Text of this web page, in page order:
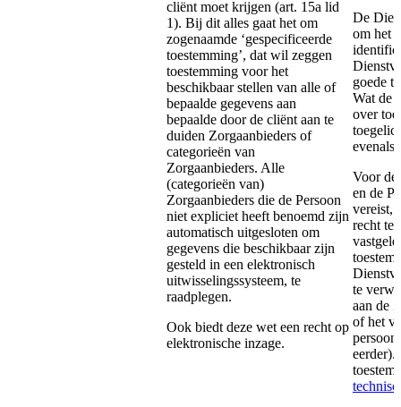
cliënt moet krijgen (art. 15a lid
1). Bij dit alles gaat het om
zogenaamde ‘gespecificeerde
toestemming’, dat wil zeggen
toestemming voor het
beschikbaar stellen van alle of
bepaalde gegevens aan
bepaalde door de cliënt aan te
duiden Zorgaanbieders of
categorieën van
Zorgaanbieders. Alle
(categorieën van)
Zorgaanbieders die de Persoon
niet expliciet heeft benoemd zijn
automatisch uitgesloten om
gegevens die beschikbaar zijn
gesteld in een elektronisch
uitwisselingssysteem, te
raadplegen.
Ook biedt deze wet een recht op
elektronische inzage.
De
om het
goede
Wat de
over
evenals
Voor de
en de
vereist,
recht te
te
aan de
of het
eerder).